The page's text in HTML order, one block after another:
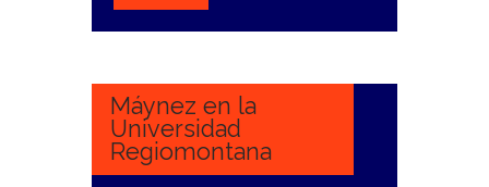
13
Máynez en la
Universidad
Regiomontana